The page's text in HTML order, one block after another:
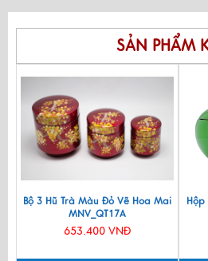
SẢN PHẨM
Bộ 3 Hũ Trà Màu Đỏ Vẽ Hoa Mai
MNV_QT17A
653.400 VNĐ